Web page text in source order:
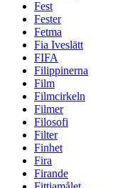
Fest
Fester
Fetma
Fia Iveslätt
FIFA
Filippinerna
Film
Filmcirkeln
Filmer
Filosofi
Filter
Finhet
Fira
Firande